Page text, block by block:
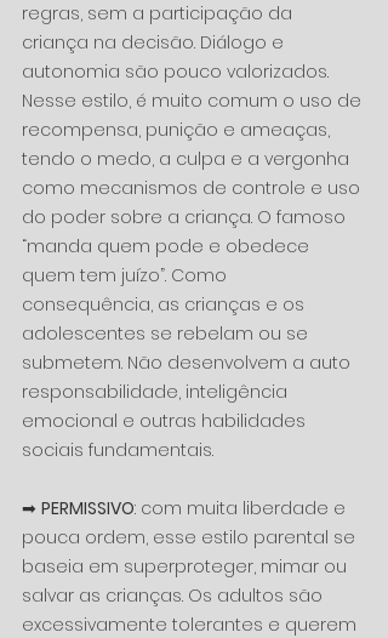
regras, sem a participação da
criança na decisão. Diálogo e
autonomia são pouco valorizados.
Nesse estilo, é muito comum o uso de
recompensa, punição e ameaças,
tendo o medo, a culpa e a vergonha
como mecanismos de controle e uso
do poder sobre a criança. O famoso
“manda quem pode e obedece
quem tem juízo”. Como
consequência, as crianças e os
adolescentes se rebelam ou se
submetem. Não desenvolvem a auto
responsabilidade, inteligência
emocional e outras habilidades
sociais fundamentais.
➡ PERMISSIVO: com muita liberdade e
pouca ordem, esse estilo parental se
baseia em superproteger, mimar ou
salvar as crianças. Os adultos são
excessivamente tolerantes e querem